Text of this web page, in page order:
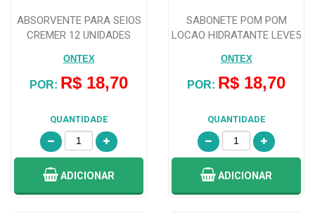
ABSORVENTE PARA SEIOS
CREMER 12 UNIDADES
ONTEX
POR: R$ 18,70
QUANTIDADE
ADICIONAR
SABONETE POM POM
LOCAO HIDRATANTE LEVE5
ONTEX
POR: R$ 18,70
QUANTIDADE
ADICIONAR